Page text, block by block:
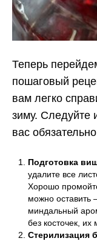
Теперь
пошаговый
вам легко
зиму. Следуйте
вас
Подготовка
удалите все
Хорошо
можно оставить
миндальный
без косточек,
Стерилизация